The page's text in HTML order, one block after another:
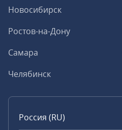
Новосибирск
Ростов-на-Дону
Самара
Челябинск
Россия (RU)